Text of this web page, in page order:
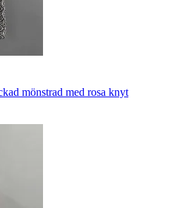
mönstrad med rosa knyt